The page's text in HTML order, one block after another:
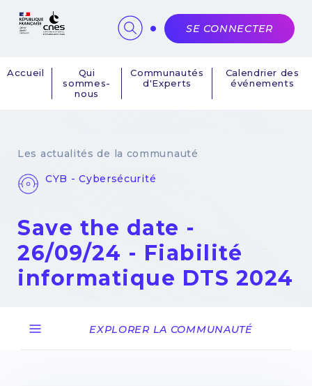
Navigation
Accueil
Qui
sommes-
nous
Communautés
d'Experts
Calendrier des
événements
SE CONNECTER
Les actualités de la communauté
CYB - Cybersécurité
Save the date -
26/09/24 - Fiabilité
informatique DTS 2024
EXPLORER LA COMMUNAUTÉ